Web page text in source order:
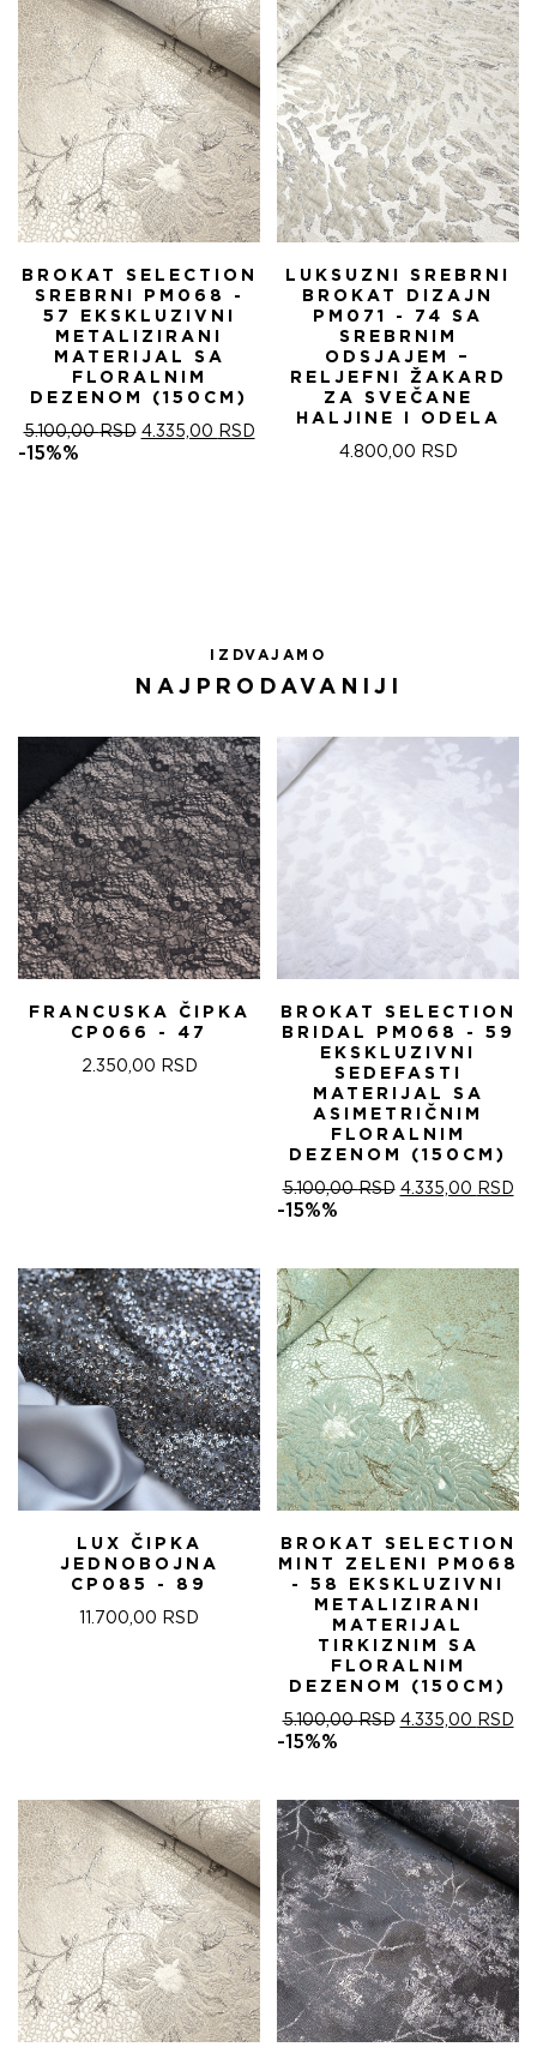
BROKAT SELECTION
SREBRNI PM068 -
57 EKSKLUZIVNI
METALIZIRANI
MATERIJAL SA
FLORALNIM
DEZENOM (150CM)
5.100,00RSD ОРИГИНАЛНА
4.335,00 RSDТРЕНУТНА
-15%%
LUKSUZNI SREBRNI
BROKAT DIZAJN
PM071 - 74 SA
SREBRNIM
ODSJAJEM –
RELJEFNI ŽAKARD
ZA SVEČANE
HALJINE I ODELA
4.800,00 RSD
IZDVAJAMO
NAJPRODAVANIJI
FRANCUSKA ČIPKA
CP066 - 47
2.350,00 RSD
BROKAT SELECTION
BRIDAL PM068 - 59
EKSKLUZIVNI
SEDEFASTI
MATERIJAL SA
ASIMETRIČNIM
FLORALNIM
DEZENOM (150CM)
5.100,00RSD ОРИГИНАЛНА
5.100,00 RSD.
4.335,00 RSD
-15%%
LUX ČIPKA
JEDNOBOJNA
CP085 - 89
11.700,00 RSD
BROKAT SELECTION
MINT ZELENI PM068
- 58 EKSKLUZIVNI
METALIZIRANI
MATERIJAL
TIRKIZNIM SA
FLORALNIM
DEZENOM (150CM)
5.100,00RSD ОРИГИНАЛНА
5.100,00 RSD.
4.335,00 RSD
-15%%